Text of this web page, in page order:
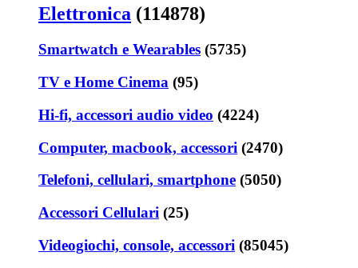
Elettronica (114878)
Smartwatch e Wearables (5735)
TV e Home Cinema (95)
Hi-fi, accessori audio video (4224)
Computer, macbook, accessori (2470)
Telefoni, cellulari, smartphone (5050)
Accessori Cellulari (25)
Videogiochi, console, accessori (85045)